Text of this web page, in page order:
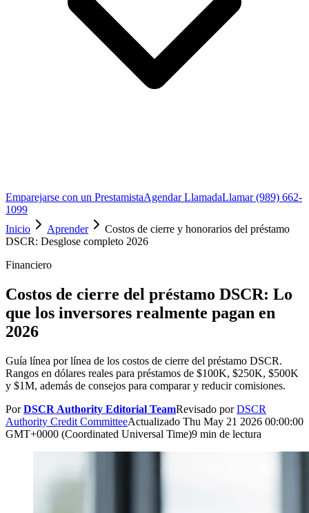
Emparejarse con un PrestamistaAgendar LlamadaLlamar (989) 662-
1099
Inicio
Aprender
Costos de cierre y honorarios del préstamo
DSCR: Desglose completo 2026
Financiero
Costos de cierre del préstamo DSCR: Lo
que los inversores realmente pagan en
2026
Guía línea por línea de los costos de cierre del préstamo DSCR.
Rangos en dólares reales para préstamos de $100K, $250K, $500K
y $1M, además de consejos para comparar y reducir comisiones.
PorDSCR Authority Editorial TeamRevisado porDSCR
Authority Credit CommitteeActualizado Thu May 21 2026 00:00:00
GMT+0000 (Coordinated Universal Time)9 min de lectura